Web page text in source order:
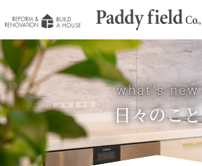
日々のこと